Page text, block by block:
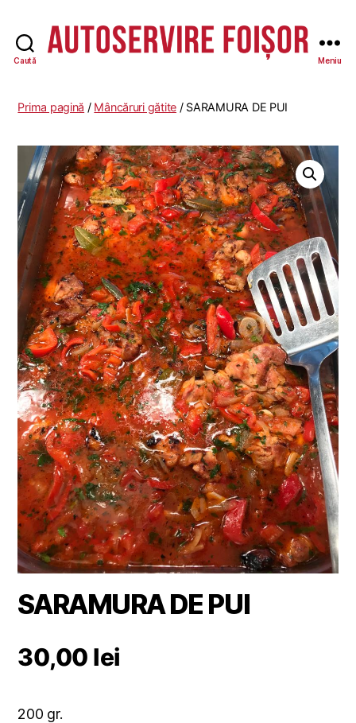
Caută
-
Meniu
Prima pagină / Mâncăruri gătite / SARAMURA DE PUI
SARAMURA DE PUI
30,00 lei
200 gr.